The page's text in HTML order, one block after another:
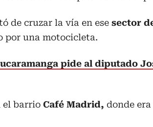
de cruzar la vía en ese sector
por una motocicleta.
pide al diputado
el barrio Café Madrid, donde